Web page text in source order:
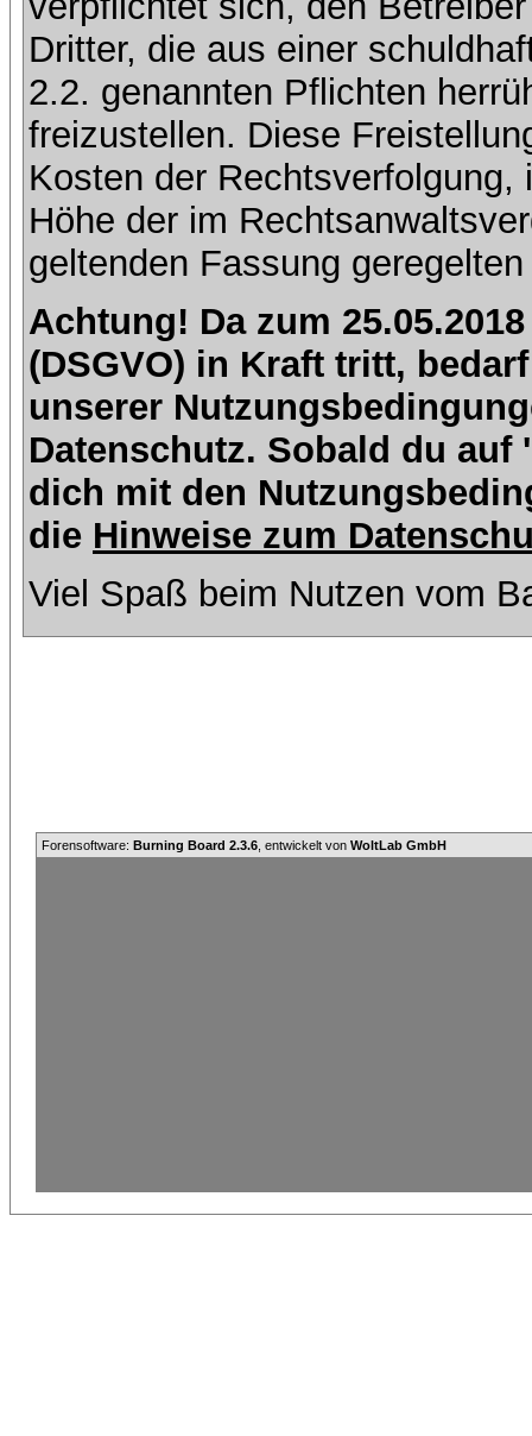
Dritter, die aus einer
2.2. genannten Pflichten
freizustellen. Diese
Kosten der
Höhe der im
geltenden Fassung
Achtung! Da zum
(DSGVO) in Kraft tritt,
unserer
Datenschutz. Sobald du
dich mit den
die Hinweise zum
Viel Spaß beim Nutzen vom
Forensoftware: Burning Board 2.3.6 , entwickelt von WoltLab GmbH